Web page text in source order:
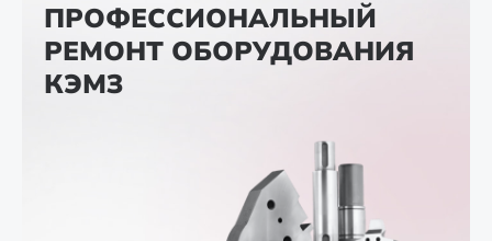
ПРОФЕССИОНАЛЬНЫЙ
РЕМОНТ ОБОРУДОВАНИЯ
КЭМЗ